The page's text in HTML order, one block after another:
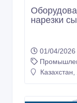
нарезки
01/04/2026